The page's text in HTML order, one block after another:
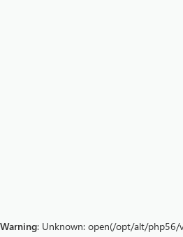
Warning: Unknown: open(/opt/alt/php56/